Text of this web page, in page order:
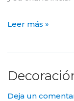
Leer más »
Deja un
Decoración